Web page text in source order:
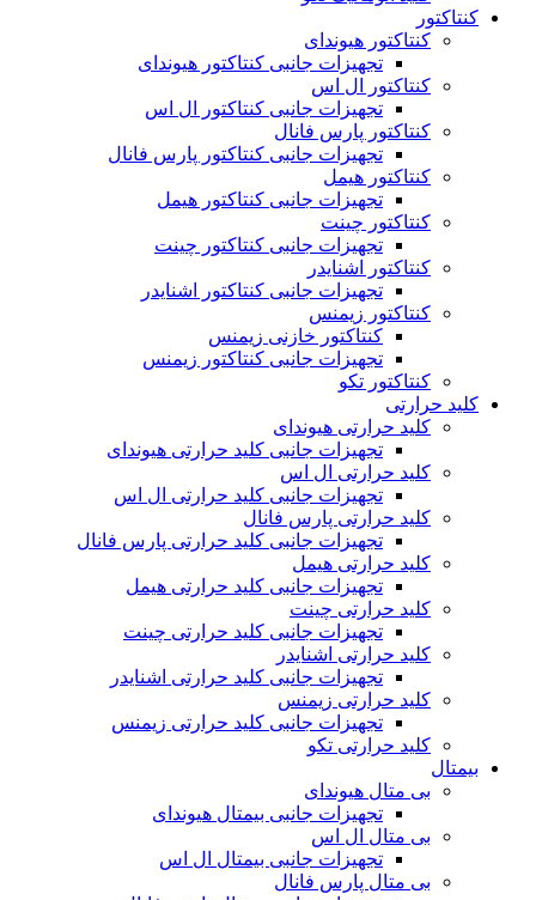
کنتاکتور
کنتاکتور هیوندای
تجهیزات جانبی کنتاکتور هیوندای
کنتاکتور ال اس
تجهیزات جانبی کنتاکتور ال اس
کنتاکتور پارس فانال
تجهیزات جانبی کنتاکتور پارس فانال
کنتاکتور هیمل
تجهیزات جانبی کنتاکتور هیمل
کنتاکتور چینت
تجهیزات جانبی کنتاکتور چینت
کنتاکتور اشنایدر
تجهیزات جانبی کنتاکتور اشنایدر
کنتاکتور زیمنس
کنتاکتور خازنی زیمنس
تجهیزات جانبی کنتاکتور زیمنس
کنتاکتور تکو
کلید حرارتی
کلید حرارتی هیوندای
تجهیزات جانبی کلید حرارتی هیوندای
کلید حرارتی ال اس
تجهیزات جانبی کلید حرارتی ال اس
کلید حرارتی پارس فانال
تجهیزات جانبی کلید حرارتی پارس فانال
کلید حرارتی هیمل
تجهیزات جانبی کلید حرارتی هیمل
کلید حرارتی چینت
تجهیزات جانبی کلید حرارتی چینت
کلید حرارتی اشنایدر
تجهیزات جانبی کلید حرارتی اشنایدر
کلید حرارتی زیمنس
تجهیزات جانبی کلید حرارتی زیمنس
کلید حرارتی تکو
بیمتال
بی متال هیوندای
تجهیزات جانبی بیمتال هیوندای
بی متال ال اس
تجهیزات جانبی بیمتال ال اس
بی متال پارس فانال